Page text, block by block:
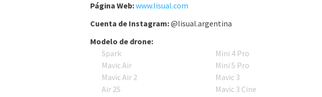
Página Web:www.lisual.com
Cuenta de Instagram:@lisual.argentina
Modelo de drone:
Spark
Mavic Air
Mavic Air 2
Air 2S
Mini 4 Pro
Mini 5 Pro
Mavic 3
Mavic 3 Cine